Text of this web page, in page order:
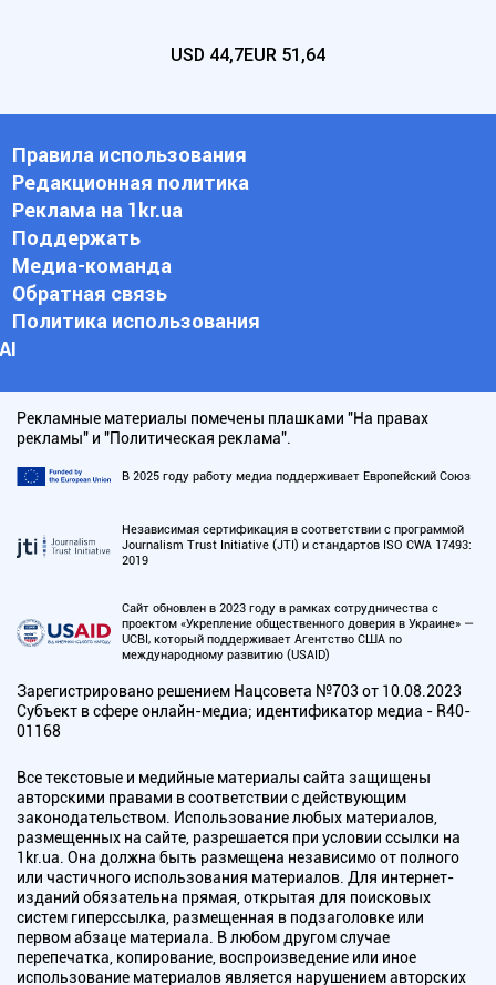
USD 44,7EUR 51,64
Правила использования
Редакционная политика
Реклама на 1kr.ua
Поддержать
Медиа-команда
Обратная связь
Политика использования
АI
Рекламные материалы помечены плашками "На правах
рекламы" и "Политическая реклама".
В 2025 году работу медиа поддерживает Европейский Союз
Независимая сертификация в соответствии с программой
Journalism Trust Initiative (JTI) и стандартов ISO CWA 17493:
2019
Сайт обновлен в 2023 году в рамках сотрудничества с
проектом «Укрепление общественного доверия в Украине» —
UCBI, который поддерживает Агентство США по
международному развитию (USAID)
Зарегистрировано решением Нацсовета №703 от 10.08.2023
Субъект в сфере онлайн-медиа; идентификатор медиа - R40-
01168
Все текстовые и медийные материалы сайта защищены
авторскими правами в соответствии с действующим
законодательством. Использование любых материалов,
размещенных на сайте, разрешается при условии ссылки на
1kr.ua. Она должна быть размещена независимо от полного
или частичного использования материалов. Для интернет-
изданий обязательна прямая, открытая для поисковых
систем гиперссылка, размещенная в подзаголовке или
первом абзаце материала. В любом другом случае
перепечатка, копирование, воспроизведение или иное
использование материалов является нарушением авторских